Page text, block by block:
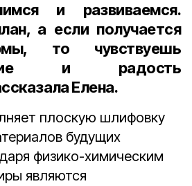
и развиваемся.
а если получается
то чувствуешь
и радость
Елена.
плоскую шлифовку
будущих
физико-химическим
являются